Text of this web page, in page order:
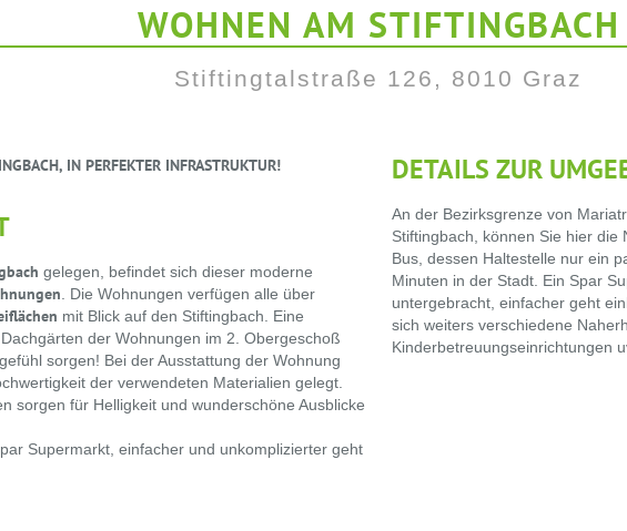
WOHNEN AM STIFTINGBACH
Stiftingtalstraße 126, 8010 Graz
IN PERFEKTER INFRASTRUKTUR!
gelegen, befindet sich dieser moderne
. Die Wohnungen verfügen alle über
mit Blick auf den Stiftingbach. Eine
der Wohnungen im 2. Obergeschoß
sorgen! Bei der Ausstattung der Wohnung
der verwendeten Materialien gelegt.
sorgen für Helligkeit und wunderschöne Ausblicke
Supermarkt, einfacher und unkomplizierter geht
DETAILS ZUR
An der Bezirksgrenze von
Stiftingbach, können Sie hier
Bus, dessen Haltestelle nur ein
Minuten in der Stadt. Ein Spar
untergebracht, einfacher geht
sich weiters verschiedene
Kinderbetreuungseinrichtungen